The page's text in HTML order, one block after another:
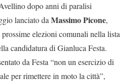
dopo anni di paralisi
lanciato da Massimo Picone,
elezioni comunali nella lista
candidatura di Gianluca Festa.
da Festa “non un esercizio di
per rimettere in moto la città”,